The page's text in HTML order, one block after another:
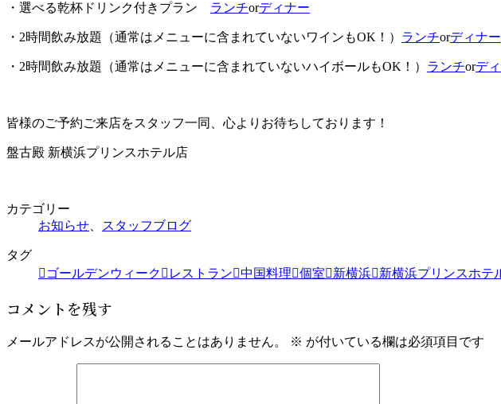
・選べる乾杯ドリンク付きプラン ランチorディナー
・2時間飲み放題（通常はメニューに含まれていないワインもOK！） ランチorディナー
・2時間飲み放題（通常はメニューに含まれていないハイボールもOK！） ランチorデ
皆様のご予約ご来店をスタッフ一同、心よりお待ちしております！
盤古殿 新横浜プリンスホテル店
カテゴリー
お知らせ、 スタッフブログ
タグ
ゴールデンウィーク
レストラン 中国料理 個室 新横浜 新横浜プリンスホテ
コメントを残す
メールアドレスが公開されることはありません。 ※ が付いている欄は必須項目です